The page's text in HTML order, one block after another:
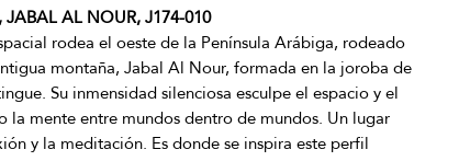
AL NOUR, J174-010
rodea el oeste de la Península Arábiga, rodeado
montaña, Jabal Al Nour, formada en la joroba de
Su inmensidad silenciosa esculpe el espacio y el
la mente entre mundos dentro de mundos. Un lugar
y la meditación. Es donde se inspira este perfil